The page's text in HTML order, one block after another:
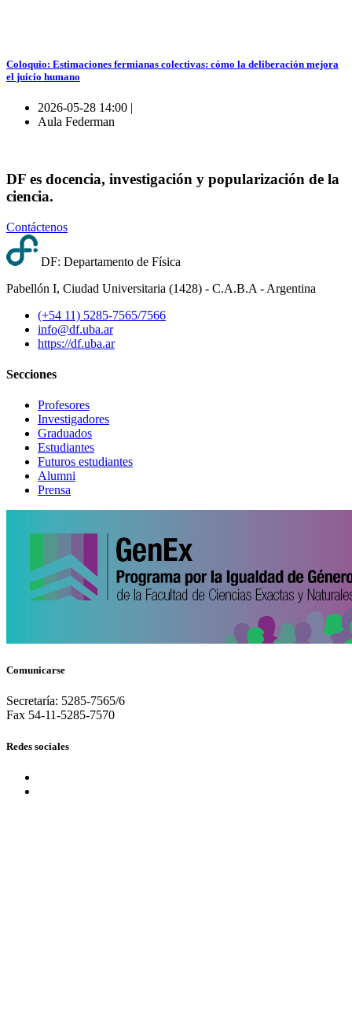
Coloquio: Estimaciones fermianas colectivas: cómo la deliberación mejora
el juicio humano
2026-05-28 14:00 |
Aula Federman
DF es docencia, investigación y popularización de la
ciencia.
Contáctenos
DF: Departamento de Física
Pabellón I, Ciudad Universitaria (1428) - C.A.B.A - Argentina
(+54 11) 5285-7565/7566
info@df.uba.ar
https://df.uba.ar
Secciones
Profesores
Investigadores
Graduados
Estudiantes
Futuros estudiantes
Alumni
Prensa
Comunicarse
Secretaría: 5285-7565/6
Fax 54-11-5285-7570
Redes sociales